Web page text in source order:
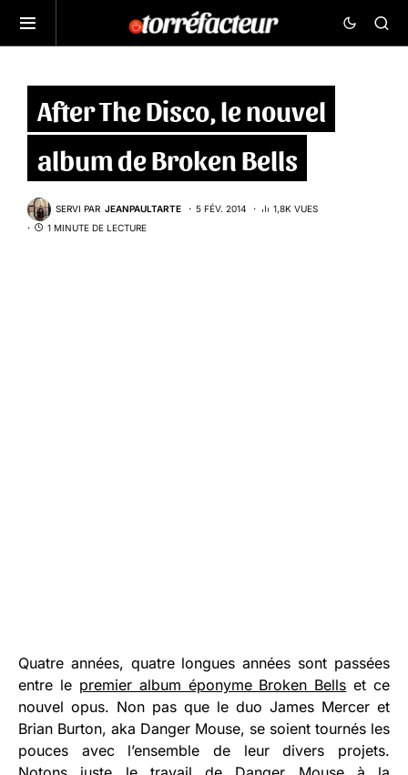
After The Disco, le nouvel
album de Broken Bells
SERVI PAR JEANPAULTARTE 5 FÉV. 2014
1,8K VUES
1 MINUTE DE LECTURE
Quatre années, quatre longues années sont passées
entre le premier album éponyme Broken Bells et ce
nouvel opus. Non pas que le duo James Mercer et
Brian Burton, aka Danger Mouse, se soient tournés les
pouces avec l’ensemble de leur divers projets.